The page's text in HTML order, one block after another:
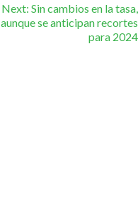
Next: Sin cambios en la tasa,
aunque se anticipan recortes
para 2024